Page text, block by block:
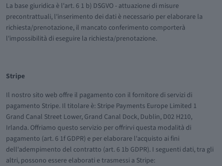
La base giuridica è l'art. 6 1 b) DSGVO - attuazione di misure
precontrattuali, l'inserimento dei dati è necessario per elaborare la
richiesta/prenotazione, il mancato conferimento comporterà
l'impossibilità di eseguire la richiesta/prenotazione.
Stripe
Il nostro sito web offre il pagamento con il fornitore di servizi di
pagamento Stripe. Il titolare è: Stripe Payments Europe Limited 1
Grand Canal Street Lower, Grand Canal Dock, Dublin, D02 H210,
Irlanda. Offriamo questo servizio per offrirvi questa modalità di
pagamento (art. 6 1f GDPR) e per elaborare l'acquisto ai fini
dell'adempimento del contratto (art. 6 1b GDPR). I seguenti dati, tra gli
altri, possono essere elaborati e trasmessi a Stripe: